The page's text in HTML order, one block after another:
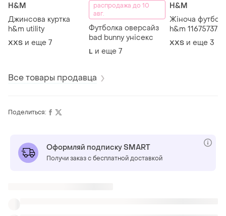
H&M
Джинсова куртка
h&m utility
XХS и еще 7
распродажа до 10
авг.
Футболка оверсайз
bad bunny унісекс
L и еще 7
H&M
Жіноча
h&m 11675737
приталеная
XХS и еще 3
Все товары продавца
Поделиться:
Оформляй подписку SMART
Получи заказ с бесплатной доставкой